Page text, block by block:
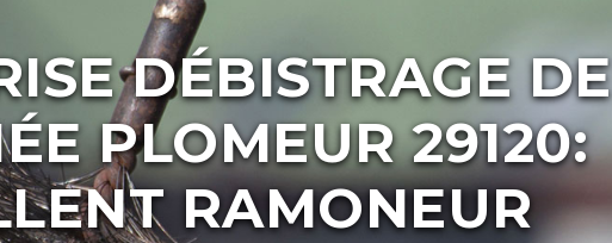
DÉBISTRAGE DE
PLOMEUR 29120:
RAMONEUR